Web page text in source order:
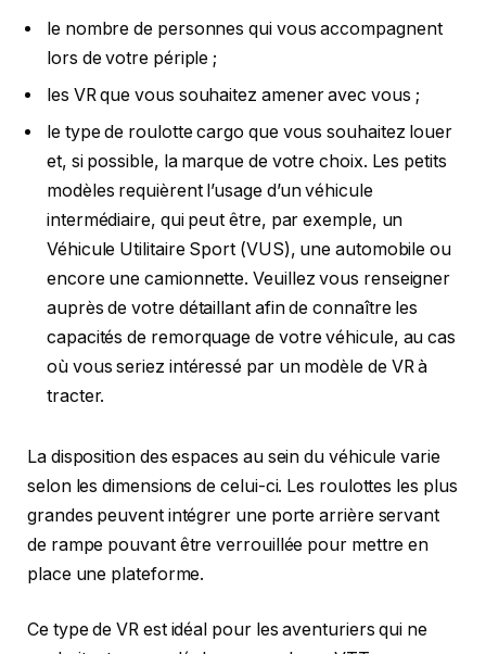
le nombre de personnes qui vous accompagnent
lors de votre périple ;
les VR que vous souhaitez amener avec vous ;
le type de roulotte cargo que vous souhaitez louer
et, si possible, la marque de votre choix. Les petits
modèles requièrent l’usage d’un véhicule
intermédiaire, qui peut être, par exemple, un
Véhicule Utilitaire Sport (VUS), une automobile ou
encore une camionnette. Veuillez vous renseigner
auprès de votre détaillant afin de connaître les
capacités de remorquage de votre véhicule, au cas
où vous seriez intéressé par un modèle de VR à
tracter.
La disposition des espaces au sein du véhicule varie
selon les dimensions de celui-ci. Les roulottes les plus
grandes peuvent intégrer une porte arrière servant
de rampe pouvant être verrouillée pour mettre en
place une plateforme.
Ce type de VR est idéal pour les aventuriers qui ne